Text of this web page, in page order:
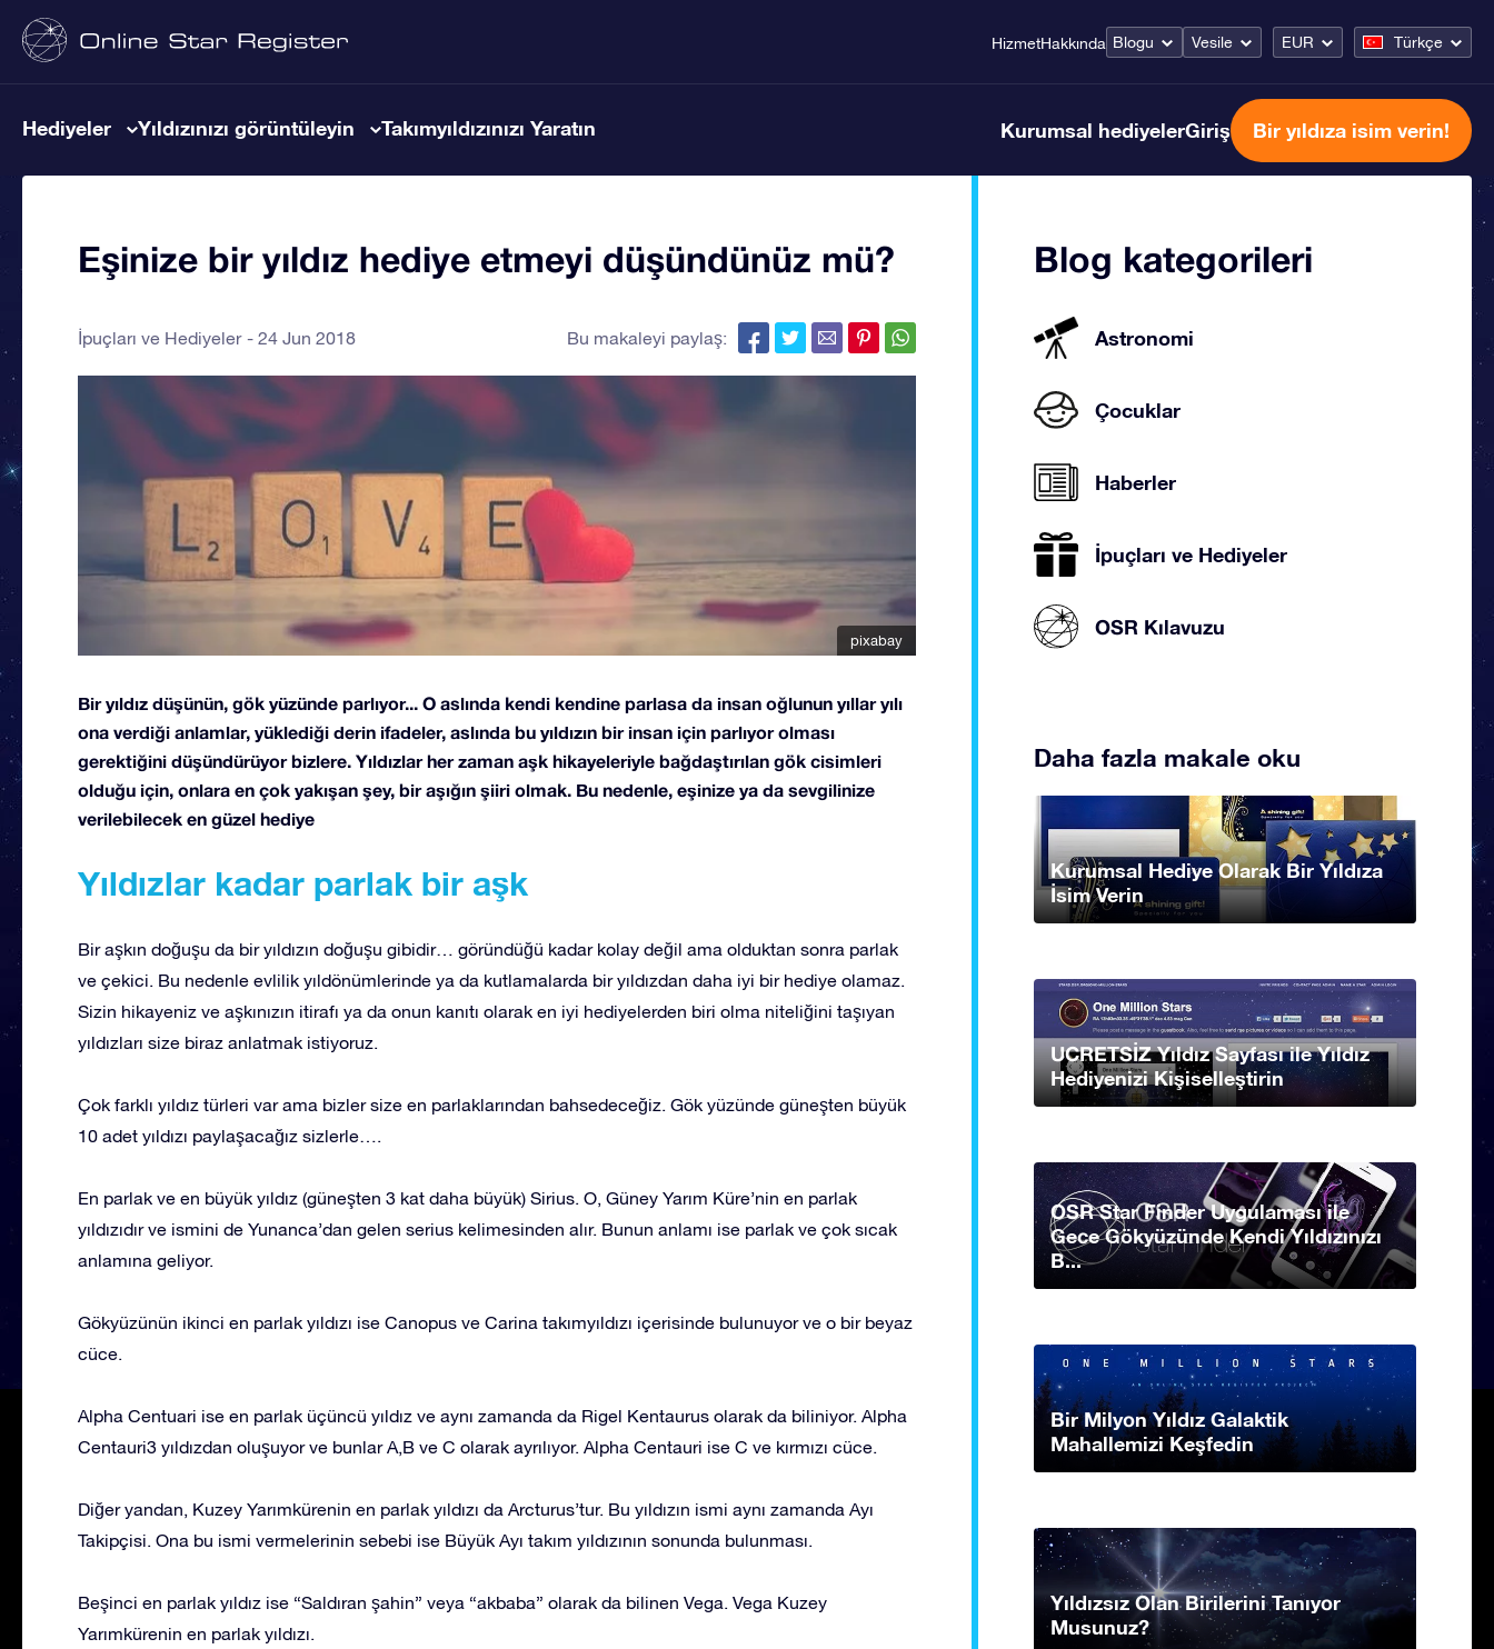
HizmetHakkında Blogu Vesile EUR Türkçe
Hediyeler Yıldızınızı görüntüleyin Takımyıldızınızı Yaratın Kurumsal hediyelerGiriş Bir yıldıza isim verin!
Eşinize bir yıldız hediye etmeyi düşündünüz mü?
İpuçları ve Hediyeler 24 Jun 2018 Bu makaleyi paylaş:
pixabay
Bir yıldız düşünün, gök yüzünde parlıyor... O aslında kendi kendine parlasa da insan oğlunun yıllar yılı
ona verdiği anlamlar, yüklediği derin ifadeler, aslında bu yıldızın bir insan için parlıyor olması
gerektiğini düşündürüyor bizlere. Yıldızlar her zaman aşk hikayeleriyle bağdaştırılan gök cisimleri
olduğu için, onlara en çok yakışan şey, bir aşığın şiiri olmak. Bu nedenle, eşinize ya da sevgilinize
verilebilecek en güzel hediye
Yıldızlar kadar parlak bir aşk
Bir aşkın doğuşu da bir yıldızın doğuşu gibidir… göründüğü kadar kolay değil ama olduktan sonra parlak
ve çekici. Bu nedenle evlilik yıldönümlerinde ya da kutlamalarda bir yıldızdan daha iyi bir hediye olamaz.
Sizin hikayeniz ve aşkınızın itirafı ya da onun kanıtı olarak en iyi hediyelerden biri olma niteliğini taşıyan
yıldızları size biraz anlatmak istiyoruz.
Çok farklı yıldız türleri var ama bizler size en parlaklarından bahsedeceğiz. Gök yüzünde güneşten büyük
10 adet yıldızı paylaşacağız sizlerle….
En parlak ve en büyük yıldız (güneşten 3 kat daha büyük) Sirius. O, Güney Yarım Küre’nin en parlak
yıldızıdır ve ismini de Yunanca’dan gelen serius kelimesinden alır. Bunun anlamı ise parlak ve çok sıcak
anlamına geliyor.
Gökyüzünün ikinci en parlak yıldızı ise Canopus ve Carina takımyıldızı içerisinde bulunuyor ve o bir beyaz
cüce.
Alpha Centuari ise en parlak üçüncü yıldız ve aynı zamanda da Rigel Kentaurus olarak da biliniyor. Alpha
Centauri3 yıldızdan oluşuyor ve bunlar A,B ve C olarak ayrılıyor. Alpha Centauri ise C ve kırmızı cüce.
Diğer yandan, Kuzey Yarımkürenin en parlak yıldızı da Arcturus’tur. Bu yıldızın ismi aynı zamanda Ayı
Takipçisi. Ona bu ismi vermelerinin sebebi ise Büyük Ayı takım yıldızının sonunda bulunması.
Beşinci en parlak yıldız ise “Saldıran şahin” veya “akbaba” olarak da bilinen Vega. Vega Kuzey
Yarımkürenin en parlak yıldızı.
Blog kategorileri
Astronomi
Çocuklar
Haberler
İpuçları ve Hediyeler
OSR Kılavuzu
Daha fazla makale oku
Kurumsal Hediye Olarak Bir Yıldıza
İsim Verin
UCRETSİZ Yıldız Sayfası ile Yıldız
Hediyenizi Kişiselleştirin
OSR Star Finder Uygulaması ile
Gece Gökyüzünde Kendi Yıldızınızı
B...
Bir Milyon Yıldız Galaktik
Mahallemizi Keşfedin
Yıldızsız Olan Birilerini Tanıyor
Musunuz?